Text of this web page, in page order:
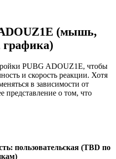
(мышь,
графика)
PUBG ADOUZ1E, чтобы
и скорость реакции. Хотя
в зависимости от
представление о том, что
пользовательская (TBD по